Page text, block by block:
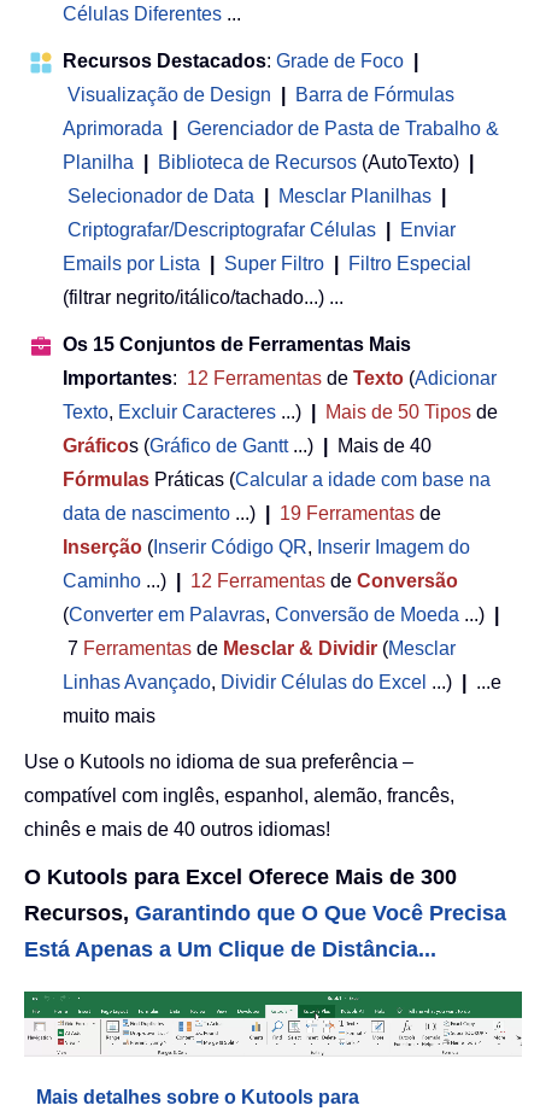
Células Diferentes ...
Recursos Destacados: Grade de Foco
Visualização de Design
Barra de Fórmulas
Aprimorada
Gerenciador de Pasta de Trabalho &
Planilha
Biblioteca de Recursos (AutoTexto)
Selecionador de Data
Mesclar Planilhas
Criptografar/Descriptografar Células
Enviar
Emails por Lista
Super Filtro
Filtro Especial
(filtrar negrito/itálico/tachado...) ...
Os 15 Conjuntos de Ferramentas Mais
Importantes: 12 Ferramentas de Texto (Adicionar
Texto, Excluir Caracteres ...) Mais de 50 Tipos de
Gráficos (Gráfico de Gantt...)
Mais de 40
Fórmulas Práticas (Calcular a idade com base na
data de nascimento ...) 19 Ferramentas de
Inserção ( Inserir Código QR, Inserir Imagem do
Caminho ...) 12 Ferramentas de Conversão
(Converter em Palavras, Conversão de Moeda ...)
7 Ferramentas de Mesclar & Dividir (Mesclar
Linhas Avançado, Dividir Células do Excel ...)
...e
muito mais
Use o Kutools no idioma de sua preferência –
compatível com inglês, espanhol, alemão, francês,
chinês e mais de 40 outros idiomas!
O Kutools para Excel Oferece Mais de 300
Recursos, Garantindo que O Que Você Precisa
Está Apenas a Um Clique de Distância...
Mais detalhes sobre o Kutools para